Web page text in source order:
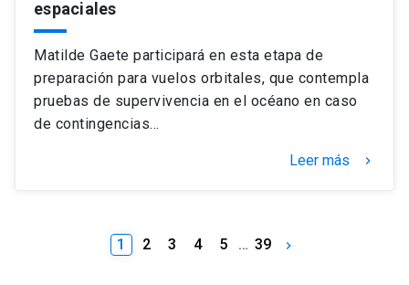
espaciales
Matilde Gaete participará en esta etapa de
preparación para vuelos orbitales, que contempla
pruebas de supervivencia en el océano en caso
de contingencias…
Leer más keyboard_arrow_right
1 2 3 4 5 … 39 keyboard_arrow_right